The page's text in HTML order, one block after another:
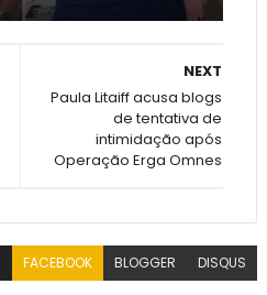
NEXT
Paula Litaiff acusa blogs
de tentativa de
intimidação após
Operação Erga Omnes
FACEBOOK BLOGGER DISQUS